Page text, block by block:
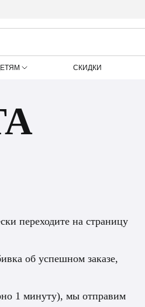
СКИДКИ
переходите на страницу
об успешном заказе,
1 минуту), мы отправим